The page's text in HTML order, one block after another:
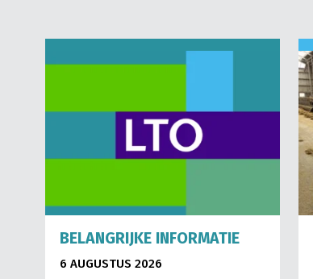
BELANGRIJKE INFORMATIE
6 AUGUSTUS 2026